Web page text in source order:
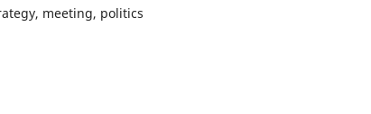
meeting, politics